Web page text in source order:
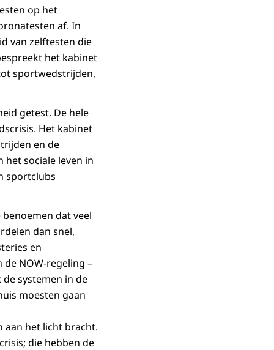
op het
af. In
van zelftesten die
het kabinet
sportwedstrijden,
getest. De hele
Het kabinet
en de
het sociale leven in
sportclubs
dat veel
dan snel,
en
NOW-regeling –
systemen in de
moesten gaan
aan het licht bracht.
die hebben de